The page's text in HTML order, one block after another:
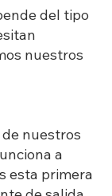
del tipo
nuestros
nuestros
a
esta primera